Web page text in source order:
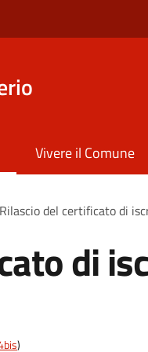
Vivere il Comune
Rilascio del certificato di
di
)